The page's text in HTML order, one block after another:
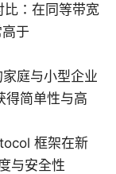
：在同等带宽
于
庭与小型企业
得简单性与高
框架在新
与安全性